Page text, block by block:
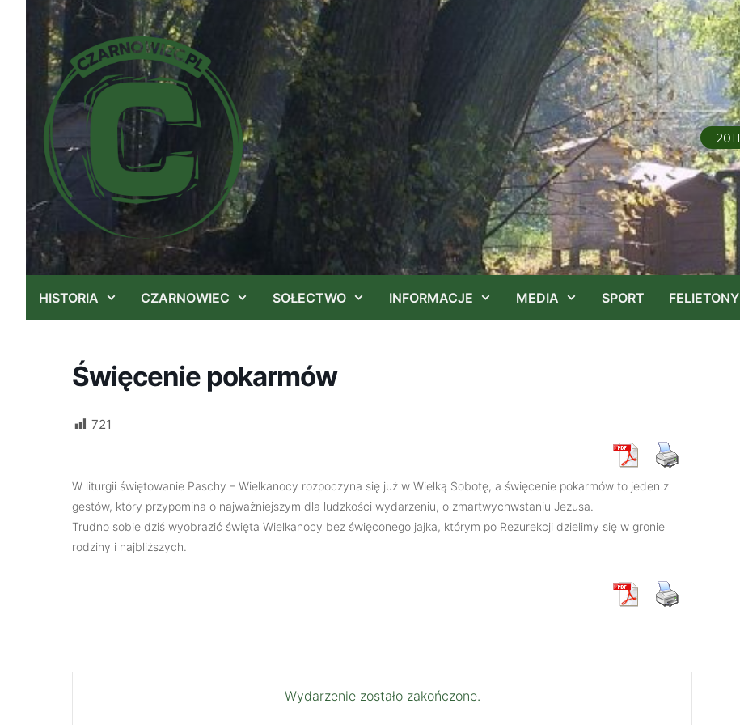
2011
HISTORIA CZARNOWIEC SOŁECTWO INFORMACJE MEDIA SPORT FELIETONY
Święcenie pokarmów
721
W liturgii świętowanie Paschy – Wielkanocy rozpoczyna się już w Wielką Sobotę, a święcenie pokarmów to jeden z
gestów, który przypomina o najważniejszym dla ludzkości wydarzeniu, o zmartwychwstaniu Jezusa.
Trudno sobie dziś wyobrazić święta Wielkanocy bez święconego jajka, którym po Rezurekcji dzielimy się w gronie
rodziny i najbliższych.
Wydarzenie zostało zakończone.